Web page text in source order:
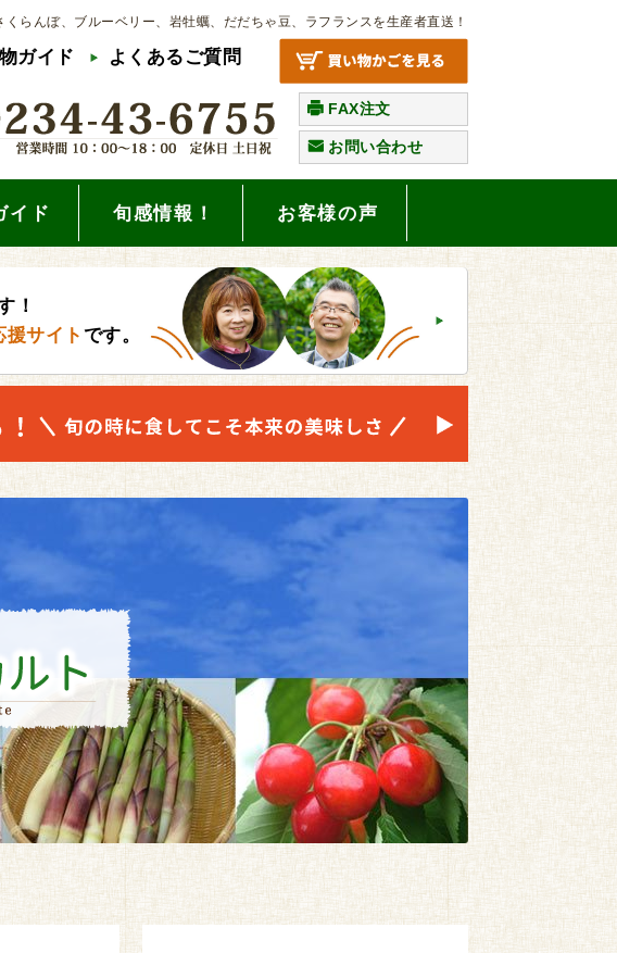
くらんぼ、ブルーベリー、岩牡蠣、だだちゃ豆、ラフランスを生産者直送！
ガイド よくあるご質問
FAX注文
お問い合わせ
イド 旬感情報！ お客様の声
！
サイト です。